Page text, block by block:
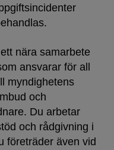
nära samarbete
ansvarar för all
myndighetens
och
Du arbetar
och rådgivning i
företräder även vid